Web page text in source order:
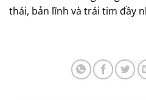
thái, bản lĩnh và trái tim đầy